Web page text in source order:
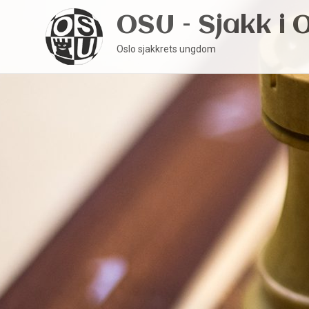
OSU – Sjakk i
Oslo sjakkrets ungdom